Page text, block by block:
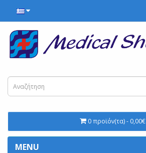
0 προϊόν(τα) - 0,00€
MENU